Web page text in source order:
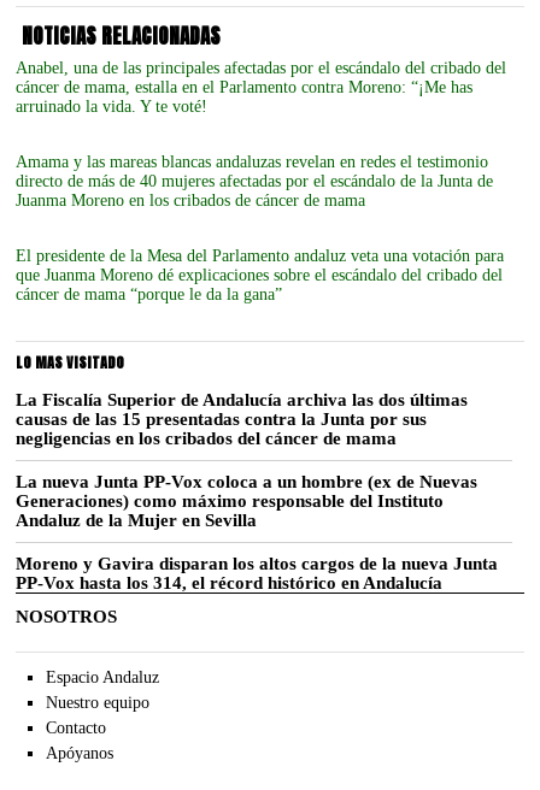
NOTICIAS RELACIONADAS
Anabel, una de las principales afectadas por el escándalo del cribado del
cáncer de mama, estalla en el Parlamento contra Moreno: “¡Me has
arruinado la vida. Y te voté!
Amama y las mareas blancas andaluzas revelan en redes el testimonio
directo de más de 40 mujeres afectadas por el escándalo de la Junta de
Juanma Moreno en los cribados de cáncer de mama
El presidente de la Mesa del Parlamento andaluz veta una votación para
que Juanma Moreno dé explicaciones sobre el escándalo del cribado del
cáncer de mama “porque le da la gana”
LO MAS VISITADO
La Fiscalía Superior de Andalucía archiva las dos últimas
causas de las 15 presentadas contra la Junta por sus
negligencias en los cribados del cáncer de mama
La nueva Junta PP-Vox coloca a un hombre (ex de Nuevas
Generaciones) como máximo responsable del Instituto
Andaluz de la Mujer en Sevilla
Moreno y Gavira disparan los altos cargos de la nueva Junta
PP-Vox hasta los 314, el récord histórico en Andalucía
NOSOTROS
Espacio Andaluz
Nuestro equipo
Contacto
Apóyanos